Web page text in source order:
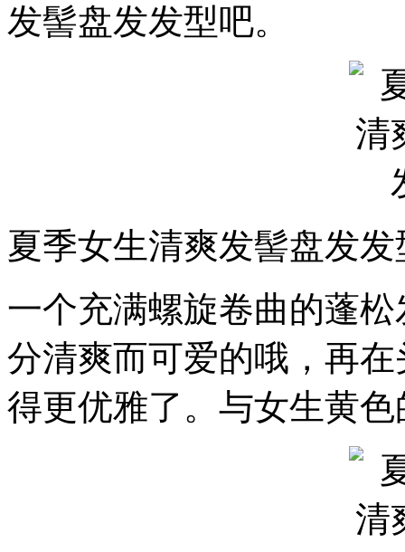
发髻盘发发型吧。
夏季女生清爽发髻盘发发
一个充满螺旋卷曲的蓬
分清爽而可爱的哦，再
得更优雅了。与女生黄